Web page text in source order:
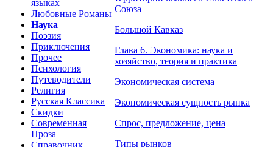
языках
Любовные Романы
Наука
Поэзия
Приключения
Прочее
Психология
Путеводители
Религия
Русская Классика
Скидки
Современная
Проза
Справочник
Союза
Большой Кавказ
Глава 6. Экономика: наука и
хозяйство, теория и практика
Экономическая система
Экономическая сущность рынка
Спрос, предложение, цена
Типы рынков